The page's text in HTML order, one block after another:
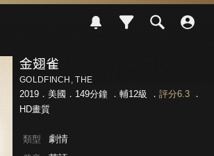
金翅雀
GOLDFINCH, THE
2019．美國．149分鐘 ． 輔12級 ． 評分6.3．
HD畫質
類型 劇情